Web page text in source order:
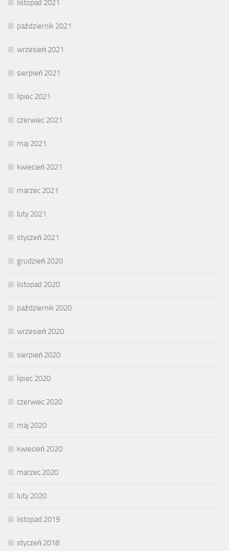
listopad 2021
październik 2021
wrzesień 2021
sierpień 2021
lipiec 2021
czerwiec 2021
maj 2021
kwiecień 2021
marzec 2021
luty 2021
styczeń 2021
grudzień 2020
listopad 2020
październik 2020
wrzesień 2020
sierpień 2020
lipiec 2020
czerwiec 2020
maj 2020
kwiecień 2020
marzec 2020
luty 2020
listopad 2019
styczeń 2018